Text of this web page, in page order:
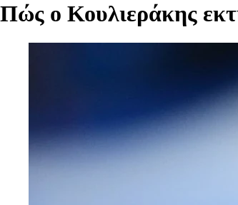
Πώς ο Κουλιεράκης